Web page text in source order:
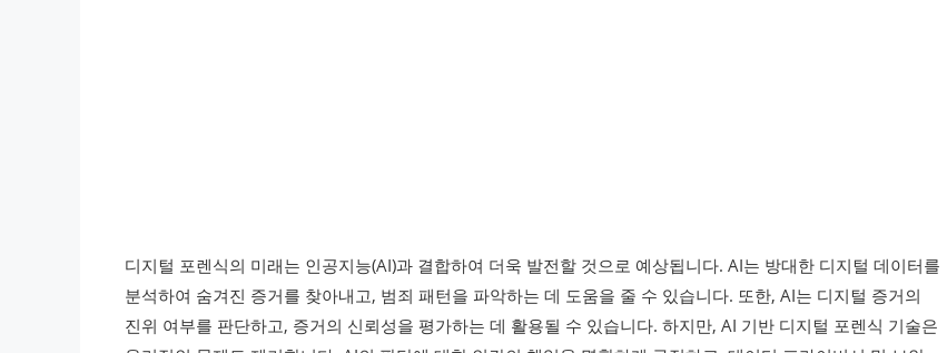
디지털 포렌식의 미래는 인공지능(AI)과 결합하여 더욱 발전할 것으로 예상됩니다. AI는 방대한 디지털 데이터를
분석하여 숨겨진 증거를 찾아내고, 범죄 패턴을 파악하는 데 도움을 줄 수 있습니다. 또한, AI는 디지털 증거의
진위 여부를 판단하고, 증거의 신뢰성을 평가하는 데 활용될 수 있습니다. 하지만, AI 기반 디지털 포렌식 기술은